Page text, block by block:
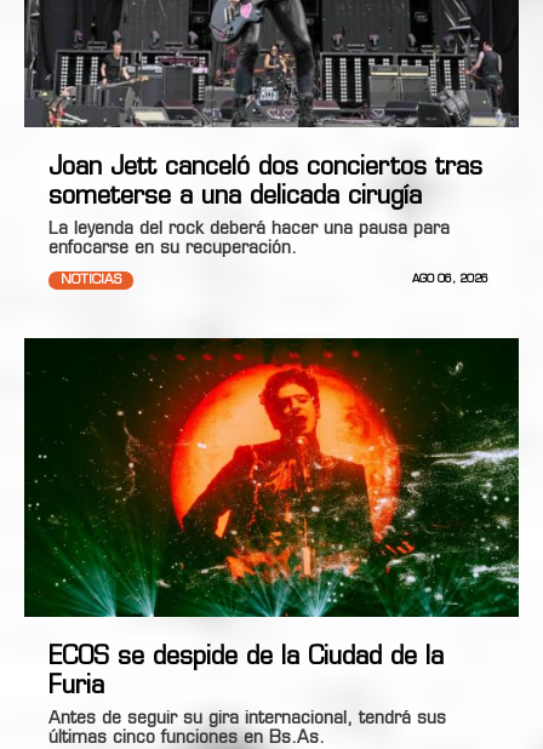
Joan Jett canceló dos conciertos tras
someterse a una delicada cirugía
La leyenda del rock deberá hacer una pausa para
enfocarse en su recuperación.
NOTICIAS AGO 06, 2026
ECOS se despide de la Ciudad de la
Furia
Antes de seguir su gira internacional, tendrá sus
últimas cinco funciones en Bs.As.